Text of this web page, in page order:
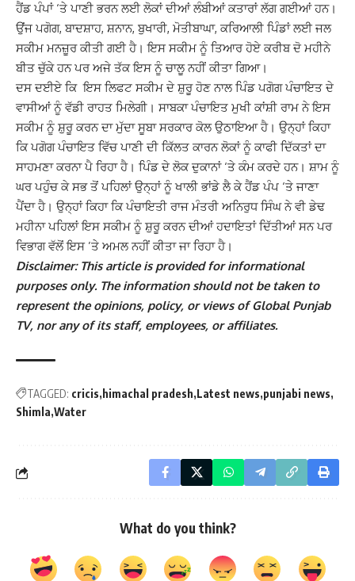
ਹੈਂਡ ਪੰਪਾਂ ‘ਤੇ ਪਾਣੀ ਭਰਨ ਲਈ ਲੋਕਾਂ ਦੀਆਂ ਲੰਬੀਆਂ ਕਤਾਰਾਂ ਲੱਗ ਗਈਆਂ ਹਨ।
ਉਂਜ ਪਗੋਗ, ਬਾਦਸ਼ਾਹ, ਸ਼ਨਾਨ, ਬੁਖਾਰੀ, ਮੋਤੀਬਾਘਾ, ਕਰਿਆਲੀ ਪਿੰਡਾਂ ਲਈ ਜਲ
ਸਕੀਮ ਮਨਜ਼ੂਰ ਕੀਤੀ ਗਈ ਹੈ। ਇਸ ਸਕੀਮ ਨੂੰ ਤਿਆਰ ਹੋਏ ਕਰੀਬ ਦੋ ਮਹੀਨੇ
ਬੀਤ ਚੁੱਕੇ ਹਨ ਪਰ ਅਜੇ ਤੱਕ ਇਸ ਨੂੰ ਚਾਲੂ ਨਹੀਂ ਕੀਤਾ ਗਿਆ।
ਦਸ ਦਈਏ ਕਿ ਇਸ ਲਿਫਟ ਸਕੀਮ ਦੇ ਸ਼ੁਰੂ ਹੋਣ ਨਾਲ ਪਿੰਡ ਪਗੋਗ ਪੰਚਾਇਤ ਦੇ
ਵਾਸੀਆਂ ਨੂੰ ਵੱਡੀ ਰਾਹਤ ਮਿਲੇਗੀ। ਸਾਬਕਾ ਪੰਚਾਇਤ ਮੁਖੀ ਕਾਂਸ਼ੀ ਰਾਮ ਨੇ ਇਸ
ਸਕੀਮ ਨੂੰ ਸ਼ੁਰੂ ਕਰਨ ਦਾ ਮੁੱਦਾ ਸੂਬਾ ਸਰਕਾਰ ਕੋਲ ਉਠਾਇਆ ਹੈ। ਉਨ੍ਹਾਂ ਕਿਹਾ
ਕਿ ਪਗੋਗ ਪੰਚਾਇਤ ਵਿੱਚ ਪਾਣੀ ਦੀ ਕਿੱਲਤ ਕਾਰਨ ਲੋਕਾਂ ਨੂੰ ਕਾਫੀ ਦਿੱਕਤਾਂ ਦਾ
ਸਾਹਮਣਾ ਕਰਨਾ ਪੈ ਰਿਹਾ ਹੈ। ਪਿੰਡ ਦੇ ਲੋਕ ਦੁਕਾਨਾਂ ‘ਤੇ ਕੰਮ ਕਰਦੇ ਹਨ। ਸ਼ਾਮ ਨੂੰ
ਘਰ ਪਹੁੰਚ ਕੇ ਸਭ ਤੋਂ ਪਹਿਲਾਂ ਉਨ੍ਹਾਂ ਨੂੰ ਖਾਲੀ ਭਾਂਡੇ ਲੈ ਕੇ ਹੈਂਡ ਪੰਪ ‘ਤੇ ਜਾਣਾ
ਪੈਂਦਾ ਹੈ। ਉਨ੍ਹਾਂ ਕਿਹਾ ਕਿ ਪੰਚਾਇਤੀ ਰਾਜ ਮੰਤਰੀ ਅਨਿਰੁਧ ਸਿੰਘ ਨੇ ਵੀ ਡੇਢ
ਮਹੀਨਾ ਪਹਿਲਾਂ ਇਸ ਸਕੀਮ ਨੂੰ ਸ਼ੁਰੂ ਕਰਨ ਦੀਆਂ ਹਦਾਇਤਾਂ ਦਿੱਤੀਆਂ ਸਨ ਪਰ
ਵਿਭਾਗ ਵੱਲੋਂ ਇਸ ’ਤੇ ਅਮਲ ਨਹੀਂ ਕੀਤਾ ਜਾ ਰਿਹਾ ਹੈ।
Disclaimer: This article is provided for informational
purposes only. The information should not be taken to
represent the opinions, policy, or views of Global Punjab
TV, nor any of its staff, employees, or affiliates.
TAGGED: cricis himachal pradesh Latest news punjabi news
Shimla Water
What do you think?